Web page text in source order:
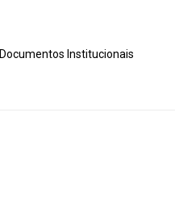
Documentos Institucionais